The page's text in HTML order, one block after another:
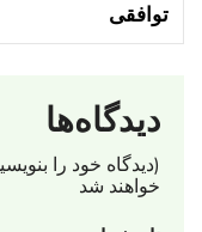
توافقی
دیدگاه‌ها
(دیدگاه خود را
خواهند شد